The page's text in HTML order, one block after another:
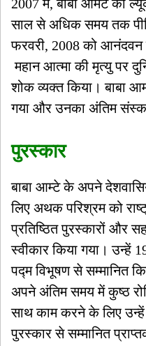
2007 में, बाबा आमटे को
साल से अधिक समय तक
फरवरी, 2008 को आनंदवन
महान आत्मा की मृत्यु पर
शोक व्यक्त किया। बाबा
गया और उनका अंतिम
पुरस्कार
बाबा आम्टे के अपने
लिए अथक परिश्रम को
प्रतिष्ठित पुरस्कारों और
स्वीकार किया गया। उन्हें
पद्म विभूषण से सम्मानित
अपने अंतिम समय में कुष्ठ
साथ काम करने के लिए
पुरस्कार से सम्मानित